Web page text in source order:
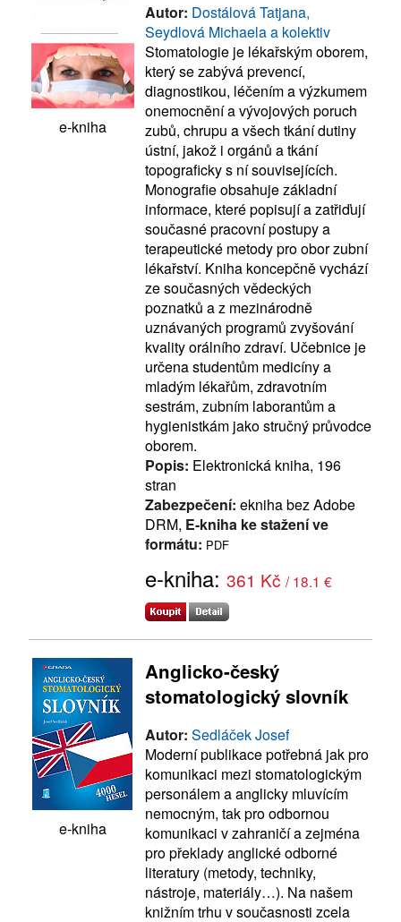
e-kniha
Autor: Dostálová Tatjana,
Seydlová Michaela a kolektiv
Stomatologie je lékařským oborem,
který se zabývá prevencí,
diagnostikou, léčením a výzkumem
onemocnění a vývojových poruch
zubů, chrupu a všech tkání dutiny
ústní, jakož i orgánů a tkání
topograficky s ní souvisejících.
Monografie obsahuje základní
informace, které popisují a zatřiďují
současné pracovní postupy a
terapeutické metody pro obor zubní
lékařství. Kniha koncepčně vychází
ze současných vědeckých
poznatků a z mezinárodně
uznávaných programů zvyšování
kvality orálního zdraví. Učebnice je
určena studentům medicíny a
mladým lékařům, zdravotním
sestrám, zubním laborantům a
hygienistkám jako stručný průvodce
oborem.
Popis: Elektronická kniha, 196
stran
Zabezpečení: ekniha bez Adobe
DRM, E-kniha ke stažení ve
formátu: PDF
e-kniha: 361 Kč / 18.1 €
e-kniha
Anglicko-český
stomatologický slovník
Autor: Sedláček Josef
Moderní publikace potřebná jak pro
komunikaci mezi stomatologickým
personálem a anglicky mluvícím
nemocným, tak pro odbornou
komunikaci v zahraničí a zejména
pro překlady anglické odborné
literatury (metody, techniky,
nástroje, materiály…). Na našem
knižním trhu v současnosti zcela